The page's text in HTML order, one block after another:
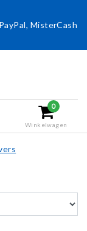
MisterCash
0
Winkelwagen